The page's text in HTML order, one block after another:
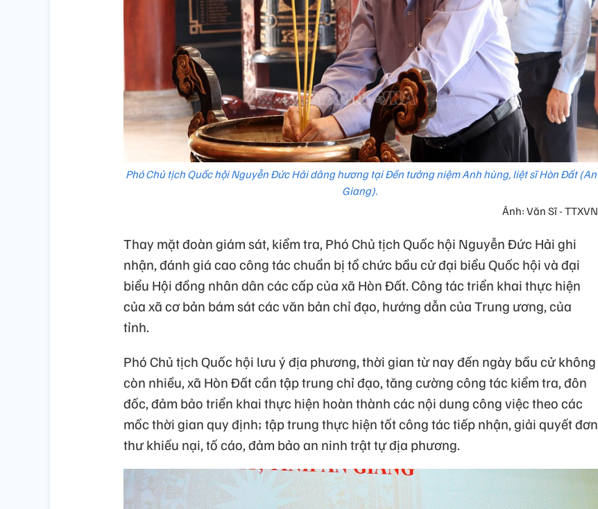
Phó Chủ tịch Quốc hội Nguyễn Đức Hải dâng hương tại Đền tưởng niệm Anh hùng, liệt sĩ Hòn Đất (An
Giang).
Ảnh: Văn Sĩ - TTXVN
Thay mặt đoàn giám sát, kiểm tra, Phó Chủ tịch Quốc hội Nguyễn Đức Hải ghi
nhận, đánh giá cao công tác chuẩn bị tổ chức bầu cử đại biểu Quốc hội và đại
biểu Hội đồng nhân dân các cấp của xã Hòn Đất. Công tác triển khai thực hiện
của xã cơ bản bám sát các văn bản chỉ đạo, hướng dẫn của Trung ương, của
tỉnh.
Phó Chủ tịch Quốc hội lưu ý địa phương, thời gian từ nay đến ngày bầu cử không
còn nhiều, xã Hòn Đất cần tập trung chỉ đạo, tăng cường công tác kiểm tra, đôn
đốc, đảm bảo triển khai thực hiện hoàn thành các nội dung công việc theo các
mốc thời gian quy định; tập trung thực hiện tốt công tác tiếp nhận, giải quyết đơn
thư khiếu nại, tố cáo, đảm bảo an ninh trật tự địa phương.